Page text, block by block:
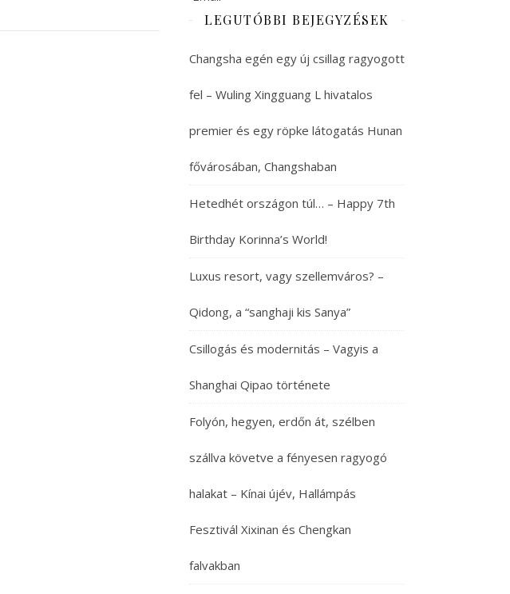
LEGUTÓBBI BEJEGYZÉSEK
Changsha egén egy új csillag ragyogott
fel – Wuling Xingguang L hivatalos
premier és egy röpke látogatás Hunan
fővárosában, Changshaban
Hetedhét országon túl… – Happy 7th
Birthday Korinna’s World!
Luxus resort, vagy szellemváros? –
Qidong, a “sanghaji kis Sanya”
Csillogás és modernitás – Vagyis a
Shanghai Qipao története
Folyón, hegyen, erdőn át, szélben
szállva követve a fényesen ragyogó
halakat – Kínai újév, Hallámpás
Fesztivál Xixinan és Chengkan
falvakban